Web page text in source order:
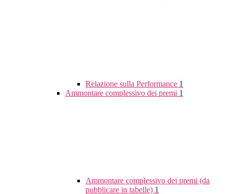
Relazione sulla Performance 1
Ammontare complessivo dei premi 1
Ammontare complessivo dei premi (da
pubblicare in tabelle) 1